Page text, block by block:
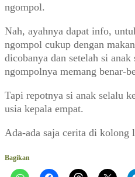
ngompol.
Nah, ayahnya dapat info,
ngompol cukup dengan
dicobanya dan setelah si
ngompolnya memang benar-
Tapi repotnya si anak selalu
usia kepala empat.
Ada-ada saja cerita di kolong
Bagikan